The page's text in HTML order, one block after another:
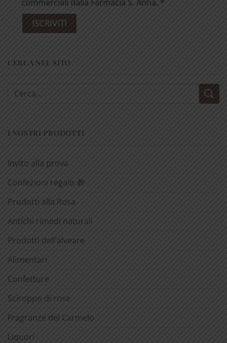
commerciali dalla Farmacia S. Anna. *
CERCA NEL SITO
Cerca:
I NOSTRI PRODOTTI
Invito alla prova
Confezioni regalo 🎁
Prodotti alla Rosa
Antichi rimedi naturali
Prodotti dell’alveare
Alimentari
Confetture
Sciroppo di rose
Fragranze del Carmelo
Liquori